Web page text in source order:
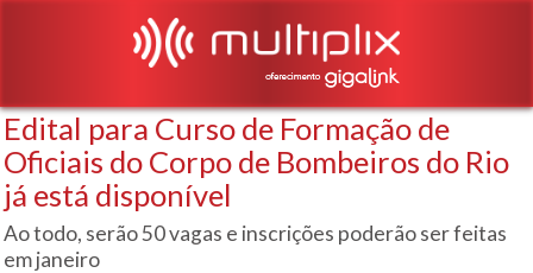
Edital para Curso de Formação de
Oficiais do Corpo de Bombeiros do Rio
já está disponível
Ao todo, serão 50 vagas e inscrições poderão ser feitas
em janeiro